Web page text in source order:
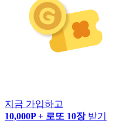
지금 가입하고
10,000P + 로또 10장 받기